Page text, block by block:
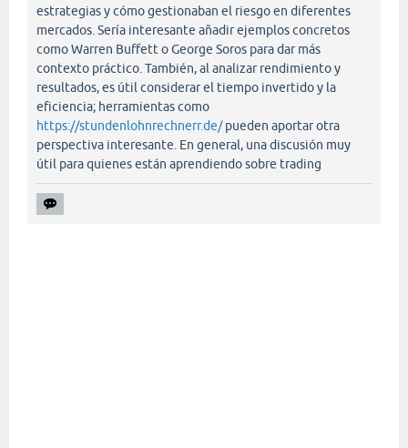
estrategias y cómo gestionaban el riesgo en diferentes
mercados. Sería interesante añadir ejemplos concretos
como Warren Buffett o George Soros para dar más
contexto práctico. También, al analizar rendimiento y
resultados, es útil considerar el tiempo invertido y la
eficiencia; herramientas como
https://stundenlohnrechnerr.de/pueden aportar otra
perspectiva interesante. En general, una discusión muy
útil para quienes están aprendiendo sobre trading